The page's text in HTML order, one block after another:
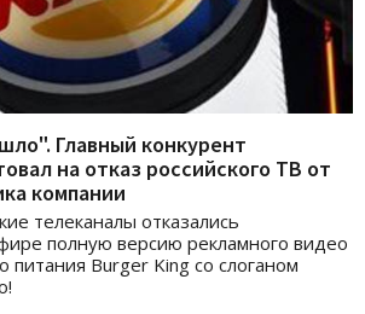
Главный конкурент
на отказ российского ТВ от
компании
телеканалы отказались
полную версию рекламного видео
питания Burger King со слоганом